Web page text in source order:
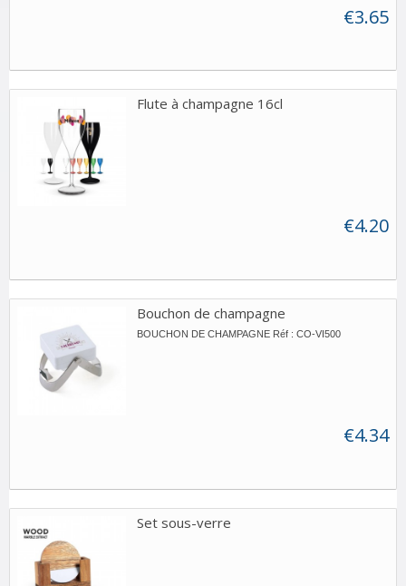
€3.65
Flute à champagne 16cl
€4.20
Bouchon de champagne
BOUCHON DE CHAMPAGNE Réf : CO-VI500
€4.34
Set sous-verre